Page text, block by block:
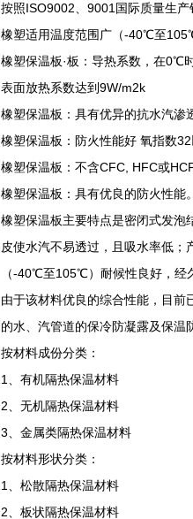
按照ISO9002、9001国际质量生产
橡塑适用温度范围广（-40℃至
橡塑保温板·板：导热系数，在0℃
表面放热系数达到9W/m2k
橡塑保温板：具有优异的抗水汽渗
橡塑保温板：防火性能好 氧指数32
橡塑保温板：不含CFC, HFC或
橡塑保温板：具有优良的防火性
橡塑保温板主要特点是密闭式发泡
皮使水汽不易透过，且吸水率低
（-40℃至105℃）耐候性良好，经
由于该材料优良的综合性能，目
的水、汽管道的保冷防凝露及保温
按材料成份分类：
1、有机隔热保温材料
2、无机隔热保温材料
3、金属类隔热保温材料
按材料形状分类：
1、松散隔热保温材料
2、板状隔热保温材料